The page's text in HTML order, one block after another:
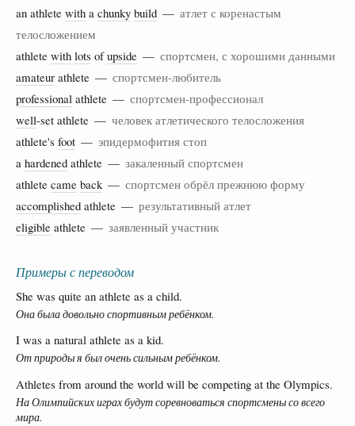
an athlete with a chunky build — атлет с коренастым
телосложением
athlete with lots ofupside — спортсмен, с хорошими данными
amateur athlete — спортсмен-любитель
professional athlete — спортсмен-профессионал
well-set athlete — человек атлетического телосложения
athlete's foot — эпидермофития стоп
a hardened athlete — закаленный спортсмен
athlete came back — спортсмен обрёл прежнюю форму
accomplished athlete — результативный атлет
eligible athlete — заявленный участник
Примеры с переводом
She was quite an athlete as a child.
Она была довольно спортивным ребёнком.
I was a natural athlete as a kid.
От природы я был очень сильным ребёнком.
Athletes from around the world will be competing at the Olympics.
На Олимпийских играх будут соревноваться спортсмены со всего
мира.